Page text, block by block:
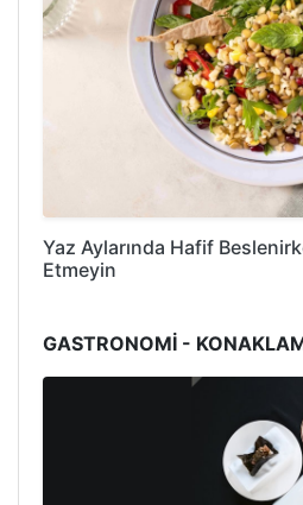
Yaz Aylarında Hafif
Etmeyin
GASTRONOMİ -